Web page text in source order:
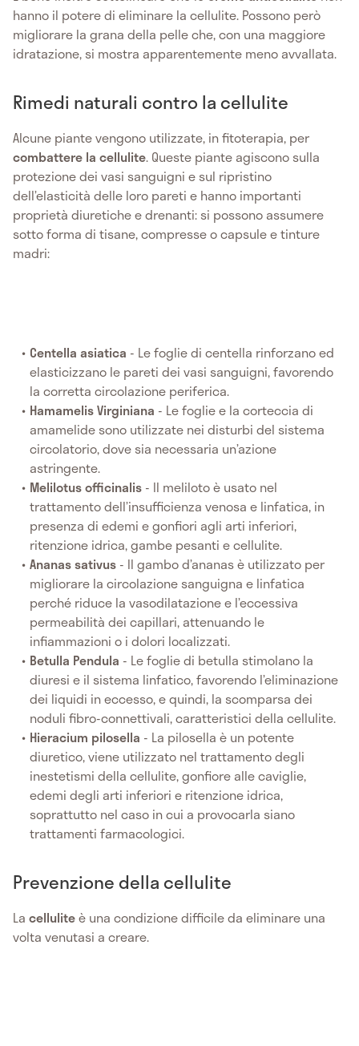
hanno il potere di eliminare la cellulite. Possono però
migliorare la grana della pelle che, con una maggiore
idratazione, si mostra apparentemente meno avvallata.
Rimedi naturali contro la cellulite
Alcune piante vengono utilizzate, in fitoterapia, per
combattere la cellulite. Queste piante agiscono sulla
protezione dei vasi sanguigni e sul ripristino
dell’elasticità delle loro pareti e hanno importanti
proprietà diuretiche e drenanti: si possono assumere
sotto forma di tisane, compresse o capsule e tinture
madri:
Centella asiatica - Le foglie di centella rinforzano ed
elasticizzano le pareti dei vasi sanguigni, favorendo
la corretta circolazione periferica.
Hamamelis Virginiana - Le foglie e la corteccia di
amamelide sono utilizzate nei disturbi del sistema
circolatorio, dove sia necessaria un’azione
astringente.
Melilotus officinalis - Il meliloto è usato nel
trattamento dell’insufficienza venosa e linfatica, in
presenza di edemi e gonfiori agli arti inferiori,
ritenzione idrica, gambe pesanti e cellulite.
Ananas sativus - Il gambo d’ananas è utilizzato per
migliorare la circolazione sanguigna e linfatica
perché riduce la vasodilatazione e l’eccessiva
permeabilità dei capillari, attenuando le
infiammazioni o i dolori localizzati.
Betulla Pendula - Le foglie di betulla stimolano la
diuresi e il sistema linfatico, favorendo l’eliminazione
dei liquidi in eccesso, e quindi, la scomparsa dei
noduli fibro-connettivali, caratteristici della cellulite.
Hieracium pilosella - La pilosella è un potente
diuretico, viene utilizzato nel trattamento degli
inestetismi della cellulite, gonfiore alle caviglie,
edemi degli arti inferiori e ritenzione idrica,
soprattutto nel caso in cui a provocarla siano
trattamenti farmacologici.
Prevenzione della cellulite
La celluliteè una condizione difficile da eliminare una
volta venutasi a creare.